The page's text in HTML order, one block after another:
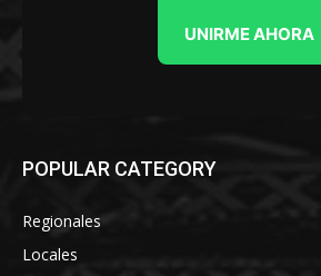
UNIRME AHORA
POPULAR CATEGORY
Regionales
Locales